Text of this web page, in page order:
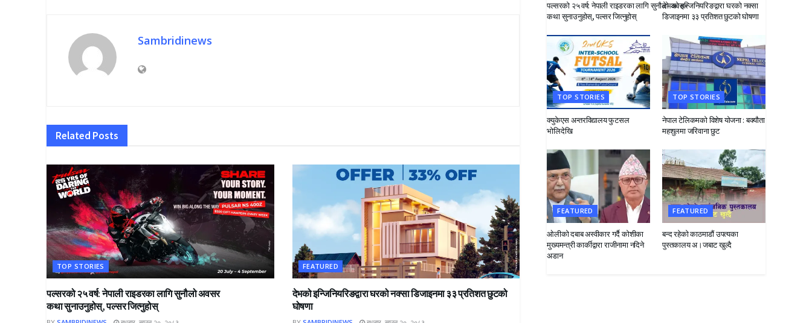
Sambridinews
Related Posts
TOP STORIES
पल्सरको २५ वर्ष: नेपाली राइडरका लागि सुनौलो अवसर
कथा सुनाउनुहोस्, पल्सर जित्नुहोस्
FEATURED
देभको इन्जिनियरिङद्वारा घरको नक्सा डिजाइनमा ३३ प्रतिशत छुटको
घोषणा
पल्सरको २५ वर्ष: नेपाली राइडरका लागि सुनौलो अवसर
कथा सुनाउनुहोस्, पल्सर जित्नुहोस्
देभको इन्जिनियरिङद्वारा घरको नक्सा
डिजाइनमा ३३ प्रतिशत छुटको घोषणा
TOP STORIES
क्युकेएस अन्तरविद्यालय फुटसल
भोलिदेखि
TOP STORIES
नेपाल टेलिकमको विशेष योजना : बक्यौता
महशुलमा जरिवाना छुट
FEATURED
ओलीको दबाब अस्वीकार गर्दै कोशीका
मुख्यमन्त्री कार्कीद्वारा राजीनामा नदिने
अडान
FEATURED
बन्द रहेकाे काठमाडाैं उपत्यका
पुस्तकालय अ।जबाट खुल्दै